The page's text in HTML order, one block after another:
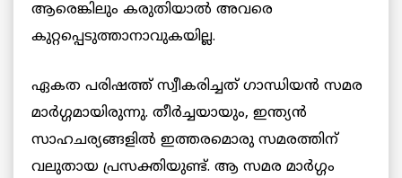
ആരെങ്കിലും കരുതിയാല്‍ അവരെ
കുറ്റപ്പെടുത്താനാവുകയില്ല.
ഏകത പരിഷത്ത് സ്വീകരിച്ചത് ഗാന്ധിയന്‍ സമര
മാര്‍ഗ്ഗമായിരുന്നു. തീര്‍ച്ചയായും, ഇന്ത്യന്‍
സാഹചര്യങ്ങളില്‍ ഇത്തരമൊരു സമരത്തിന്
വലുതായ പ്രസക്തിയുണ്ട്. ആ സമര മാര്‍ഗ്ഗം